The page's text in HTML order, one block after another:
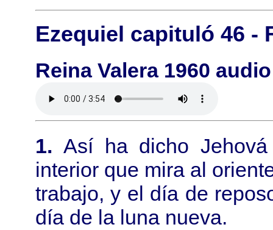
Ezequiel capituló 46 -
Reina Valera 1960
1. Así ha dicho
interior que mira al
trabajo, y el día de
día de la luna nueva.